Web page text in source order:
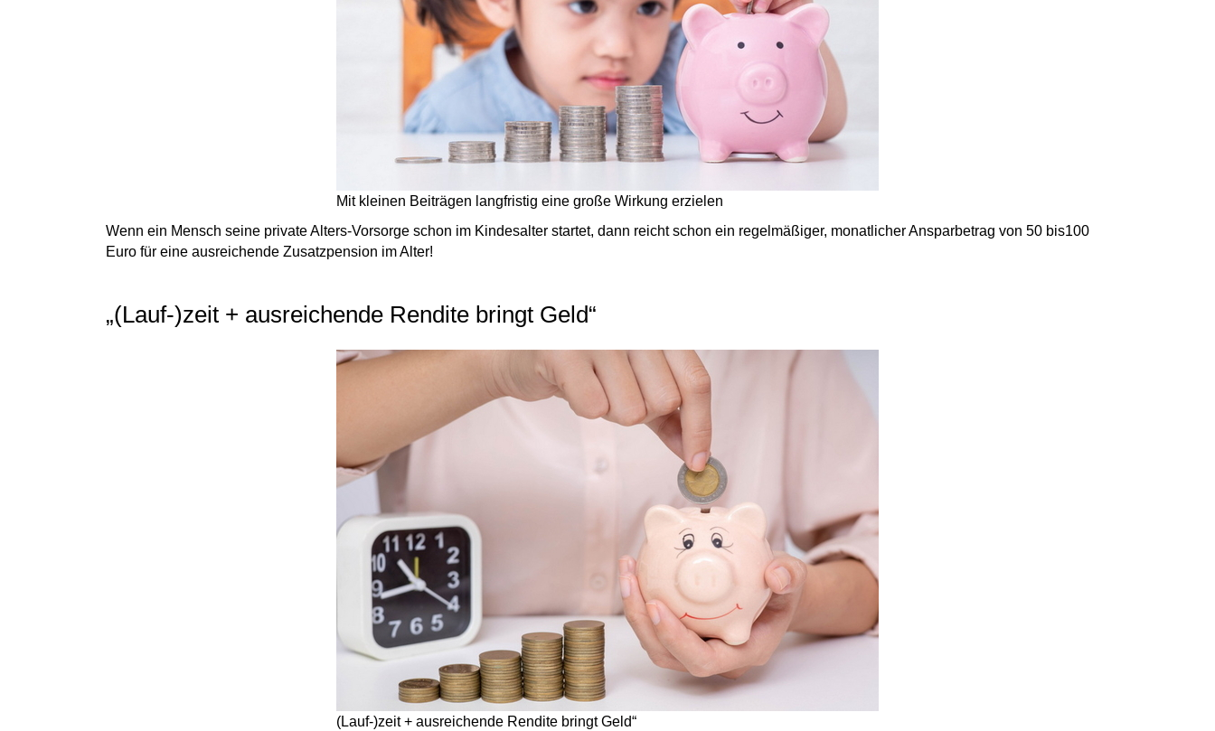
Mit kleinen Beiträgen langfristig eine große Wirkung erzielen
Wenn ein Mensch seine private Alters-Vorsorge schon im Kindesalter startet, dann reicht schon ein regelmäßiger, monatlicher Ansparbetrag von 50 bis100
Euro für eine ausreichende Zusatzpension im Alter!
„(Lauf-)zeit + ausreichende Rendite bringt Geld“
(Lauf-)zeit + ausreichende Rendite bringt Geld“